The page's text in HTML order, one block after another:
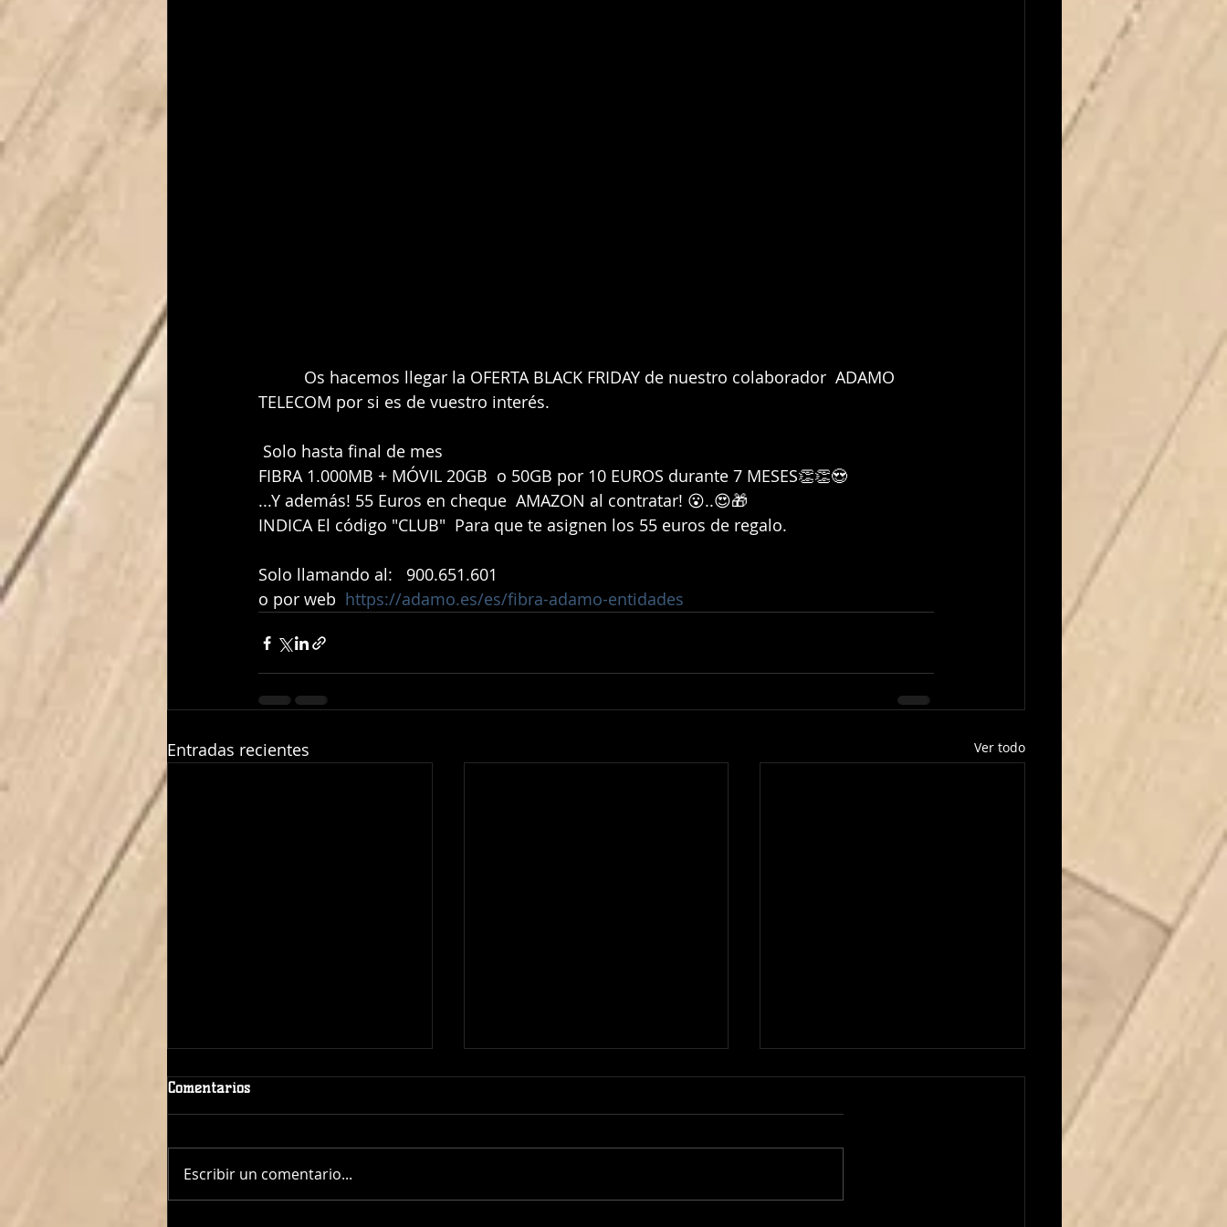
TELECOM por si es de vuestro interés.
Solo hasta final de mes
FIBRA 1.000MB + MÓVIL 20GB  o 50GB por 10 EUROS durante 7 MESES👏👏😍
...Y además! 55 Euros en cheque  AMAZON al contratar! 😮..😍🎁
INDICA El código "CLUB"  Para que te asignen los 55 euros de regalo.
Solo llamando al:   900.651.601
o por web https://adamo.es/es/fibra-adamo-entidades
Entradas recientes Ver todo
Comentarios
Escribir un comentario...